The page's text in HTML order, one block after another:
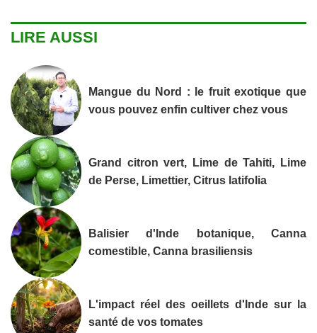
LIRE AUSSI
Mangue du Nord : le fruit exotique que
vous pouvez enfin cultiver chez vous
Grand citron vert, Lime de Tahiti, Lime
de Perse, Limettier, Citrus latifolia
Balisier d'Inde botanique, Canna
comestible, Canna brasiliensis
L'impact réel des oeillets d'Inde sur la
santé de vos tomates